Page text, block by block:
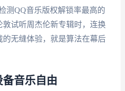
测QQ音乐版权解锁率最高的
试听周杰伦新专辑时，连换
的无缝体验，就是算法在幕后
音乐自由